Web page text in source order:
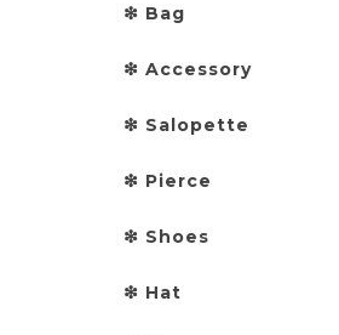
❇︎ Bag
❇︎ Accessory
❇︎ Salopette
❇︎ Pierce
❇︎ Shoes
❇︎ Hat